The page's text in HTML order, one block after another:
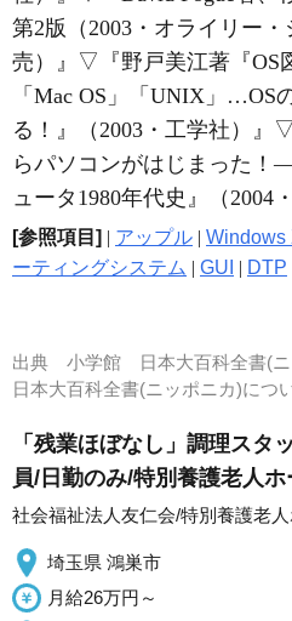
第2版（2003・オライリー
売）』 ▽ 『野戸美江著『
「Mac OS」「UNIX」…OS
る！』（2003・工学社）』 ▽
らパソコンがはじまった
ュータ1980年代史』（2004
[参照項目] | アップル | Windows
ーティングシステム | GUI | DTP
出典 小学館 日本大百科全書(ニ
日本大百科全書(ニッポニカ)に
「残業ほぼなし」調理スタ
員/日勤のみ/特別養護老人
社会福祉法人友仁会/特別養護老
埼玉県 鴻巣市
月給26万円～